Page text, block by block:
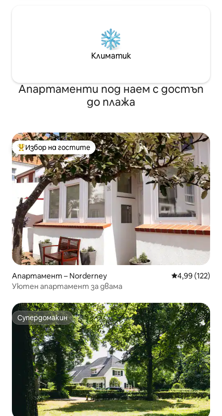
Климатик
Апартаменти под наем с достъп
до плажа
Най-популярен избор на гостите
Избор на гостите
Апартамент – Norderney Средна
4,99 (122)
Уютен апартамент за двама
Супердомакин
Супердомакин